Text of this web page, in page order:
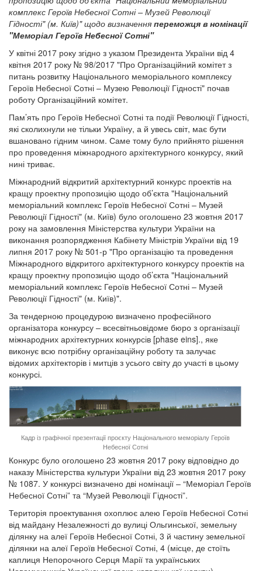
комплекс Героїв Небесної Сотні – Музей Революції
Гідності" (м. Київ)" щодо визначення переможця в номінації
"Меморіал Героїв Небесної Сотні"
У квітні 2017 року згідно з указом Президента України від 4
квітня 2017 року № 98/2017 "Про Організаційний комітет з
питань розвитку Національного меморіального комплексу
Героїв Небесної Сотні – Музею Революції Гідності" почав
роботу Організаційний комітет.
Пам’ять про Героїв Небесної Сотні та події Революції Гідності,
які сколихнули не тільки Україну, а й увесь світ, має бути
вшановано гідним чином. Саме тому було прийнято рішення
про проведення міжнародного архітектурного конкурсу, який
нині триває.
Міжнародний відкритий архітектурний конкурс проектів на
кращу проектну пропозицію щодо об’єкта "Національний
меморіальний комплекс Героїв Небесної Сотні – Музей
Революції Гідності" (м. Київ) було оголошено 23 жовтня 2017
року на замовлення Міністерства культури України на
виконання розпорядження Кабінету Міністрів України від 19
липня 2017 року № 501-р "Про організацію та проведення
Міжнародного відкритого архітектурного конкурсу проектів на
кращу проектну пропозицію щодо об’єкта "Національний
меморіальний комплекс Героїв Небесної Сотні – Музей
Революції Гідності" (м. Київ)".
За тендерною процедурою визначено професійного
організатора конкурсу – всесвітньовідоме бюро з організації
міжнародних архітектурних конкурсів [phase eins]., яке
виконує всю потрібну організаційну роботу та залучає
відомих архітекторів і митців з усього світу до участі в цьому
конкурсі.
Кадр із графічної презентації проєкту Національного меморіалу Героїв
Небесної Сотні
Конкурс було оголошено 23 жовтня 2017 року відповідно до
наказу Міністерства культури України від 23 жовтня 2017 року
№ 1087. У конкурсі визначено дві номінації – “Меморіал Героїв
Небесної Сотні” та “Музей Революції Гідності”.
Територія проектування охоплює алею Героїв Небесної Сотні
від майдану Незалежності до вулиці Ольгинської, земельну
ділянку на алеї Героїв Небесної Сотні, 3 й частину земельної
ділянки на алеї Героїв Небесної Сотні, 4 (місце, де стоїть
каплиця Непорочного Серця Марії та українських